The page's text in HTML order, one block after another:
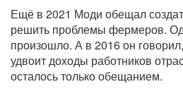
Ещё в 2021 Моди обещал
решить проблемы фермеров.
произошло. А в 2016 он
удвоит доходы работников
осталось только обещанием.